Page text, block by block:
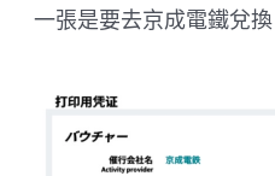
一張是要去京成電鐵兌